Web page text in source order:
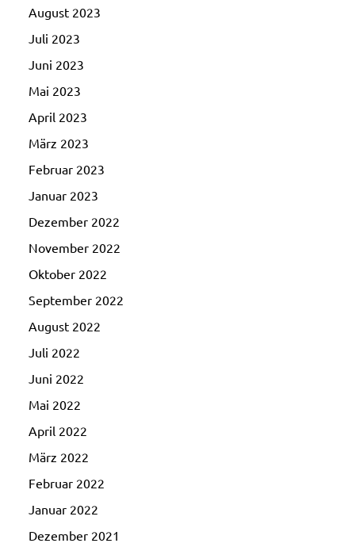
August 2023
Juli 2023
Juni 2023
Mai 2023
April 2023
März 2023
Februar 2023
Januar 2023
Dezember 2022
November 2022
Oktober 2022
September 2022
August 2022
Juli 2022
Juni 2022
Mai 2022
April 2022
März 2022
Februar 2022
Januar 2022
Dezember 2021